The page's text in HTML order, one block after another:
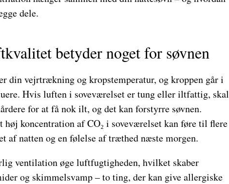
dele.
betyder noget for søvnen
din vejrtrækning og kropstemperatur, og kroppen går i
Hvis luften i soveværelset er tung eller iltfattig, skal
for at få nok ilt, og det kan forstyrre søvnen.
høj koncentration af CO₂ i soveværelset kan føre til flere
af natten og en følelse af træthed næste morgen.
ventilation øge luftfugtigheden, hvilket skaber
og skimmelsvamp – to ting, der kan give allergiske